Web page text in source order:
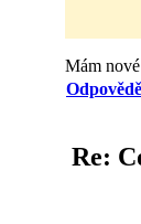
Mám
Re: